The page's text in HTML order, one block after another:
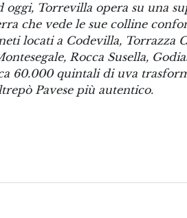
Torrevilla opera su una
che vede le sue colline
locati a Codevilla, Torrazza
Rocca Susella,
60.000 quintali di uva
Pavese più autentico.